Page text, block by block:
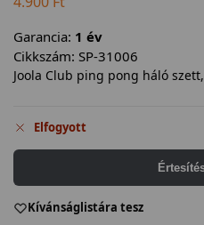
Garancia: 1 év
Cikkszám: SP-31006
Joola Club ping pong háló
Elfogyott
Kívánságlistára tesz